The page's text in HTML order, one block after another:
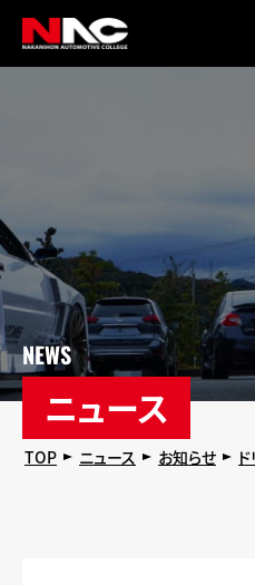
NEWS
ニュース
TOP ニュース お知らせ